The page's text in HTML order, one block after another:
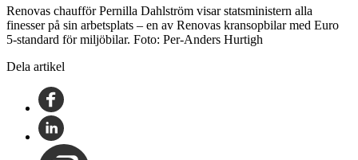
Renovas chaufför Pernilla Dahlström visar statsministern alla
finesser på sin arbetsplats – en av Renovas kransopbilar med Euro
5-standard för miljöbilar. Foto: Per-Anders Hurtigh
Dela artikel